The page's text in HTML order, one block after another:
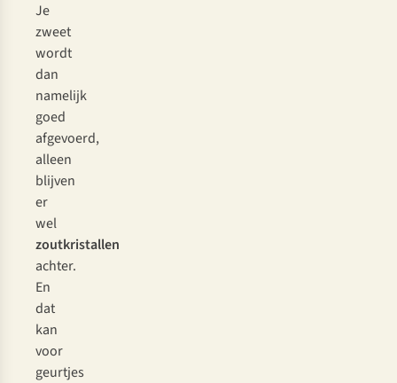
Je
zweet
wordt
dan
namelijk
goed
afgevoerd,
alleen
blijven
er
wel
zoutkristallen
achter.
En
dat
kan
voor
geurtjes